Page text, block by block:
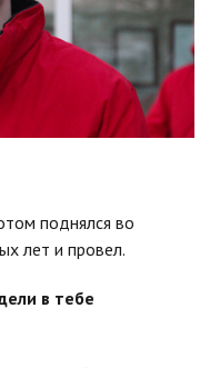
поднялся во
лет и провел.
в тебе